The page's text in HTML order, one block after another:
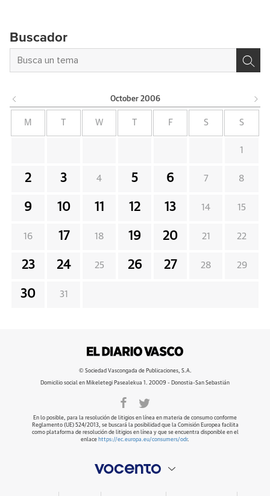
Buscador
October 2006
M W F S S
1
2 3 4 5 6 7 8
9 10 11 12 13 14 15
16 17 18 19 20 21 22
23 24 25 26 27 28 29
30 31
© Sociedad Vascongada de Publicaciones, S.A.
Domicilio social en Mikeletegi Pasealekua 1. 20009 - Donostia-San Sebastián
En lo posible, para la resolución de litigios en línea en materia de consumo conforme
Reglamento (UE) 524/2013, se buscará la posibilidad que la Comisión Europea facilita
como plataforma de resolución de litigios en línea y que se encuentra disponible en el
enlace https://ec.europa.eu/consumers/odr.